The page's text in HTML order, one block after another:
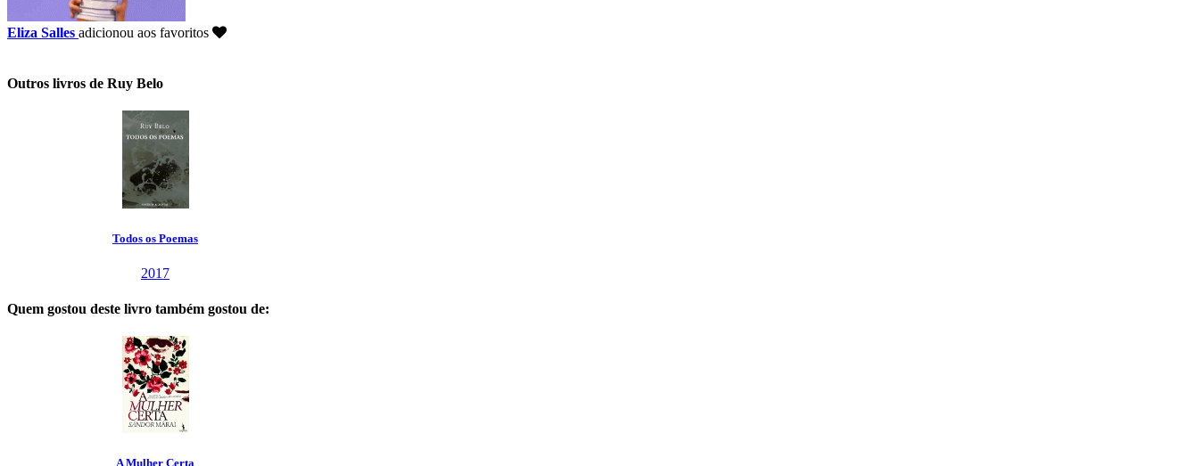
Eliza Salles adicionou aos favoritos
Outros livros de Ruy Belo
Todos os Poemas
2017
Quem gostou deste livro também gostou de:
A Mulher Certa